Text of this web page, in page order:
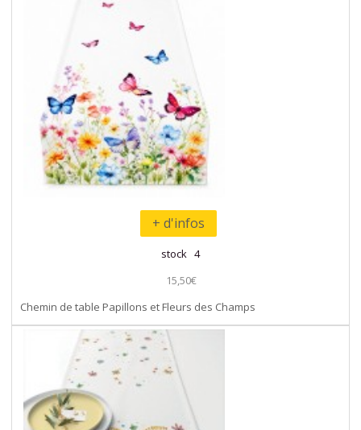
+ d'infos
stock 4
15,50€
Chemin de table Papillons et Fleurs des Champs